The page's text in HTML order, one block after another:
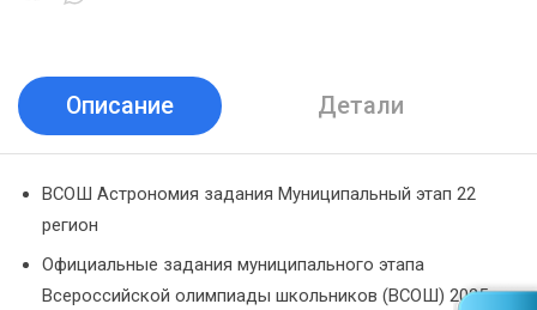
Описание Детали
ВСОШ Астрономия задания Муниципальный этап 22
регион
Официальные задания муниципального этапа
Всероссийской олимпиады школьников (ВСОШ) 2025-